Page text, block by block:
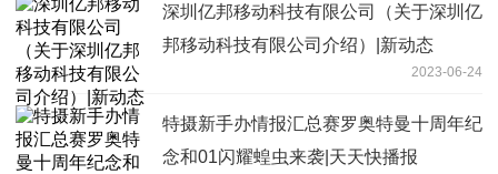
深圳亿邦移动科技有限公司（关于深圳亿
邦移动科技有限公司介绍）|新动态
2023-06-24
特摄新手办情报汇总赛罗奥特曼十周年纪
念和01闪耀蝗虫来袭|天天快播报